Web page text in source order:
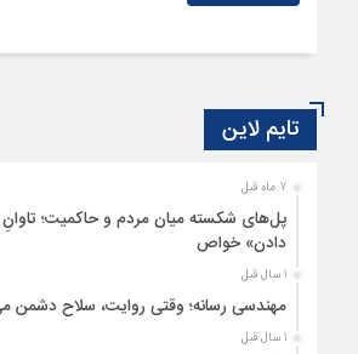
تایم لاین
7 ماه قبل
پل‌های شکسته میان مردم و حاکمیت؛
دادن» خواص
1 سال قبل
مهندسی رسانه؛ وقتی روایت، سلاح دشمن
1 سال قبل